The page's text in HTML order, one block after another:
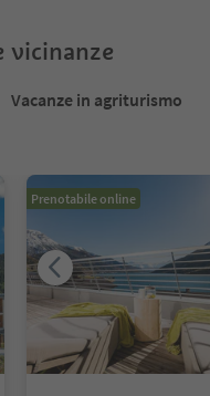
vicinanze
Vacanze in agriturismo
Prenotabile online